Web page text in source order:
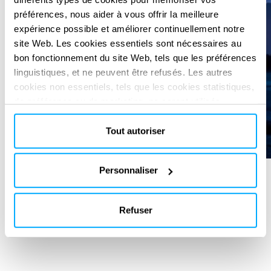
préférences, nous aider à vous offrir la meilleure
expérience possible et améliorer continuellement notre
site Web. Les cookies essentiels sont nécessaires au
bon fonctionnement du site Web, tels que les préférences
linguistiques, et ne peuvent être refusés. Les autres
cookies non essentiels, tels que les cookies statistiques,
qu'après avoir cliqué sur « Accepter tout ». Pour plus
d'informations, veuillez consulter notre politique en
matière de cookies dans la section « À propos » et au
Tout autoriser
Personnaliser
Refuser